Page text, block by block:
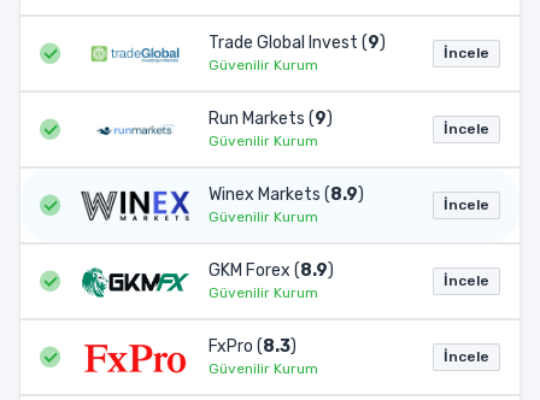
Trade Global Invest (9)
Güvenilir Kurum
İncele
Run Markets (9)
Güvenilir Kurum
İncele
Winex Markets (8.9)
Güvenilir Kurum
İncele
GKM Forex (8.9)
Güvenilir Kurum
İncele
FxPro (8.3)
Güvenilir Kurum
İncele